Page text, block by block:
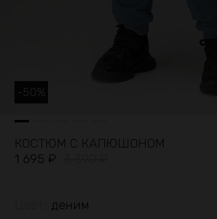
КОСТЮМ С КАПЮШОНОМ
-50%
1 695 ₽
деним